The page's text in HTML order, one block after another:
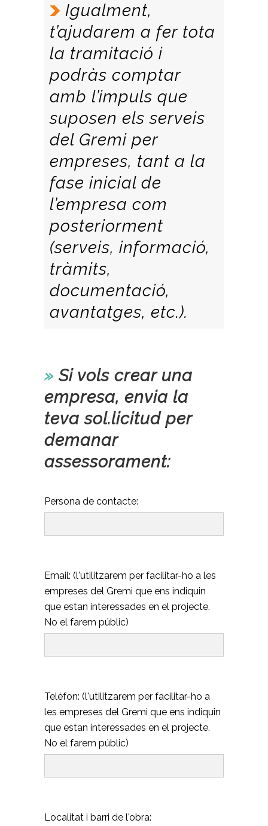
Igualment,
t’ajudarem a fer tota
la tramitació i
podràs comptar
amb l’impuls que
suposen els serveis
del Gremi per
empreses, tant a la
fase inicial de
l’empresa com
posteriorment
(serveis, informació,
tràmits,
documentació,
avantatges, etc.).
»Si vols crear una
empresa, envia la
teva sol.licitud per
demanar
assessorament:
Persona de contacte:
Email: (l'utilitzarem per facilitar-ho a les
empreses del Gremi que ens indiquin
que estan interessades en el projecte.
No el farem públic)
Telèfon: (l'utilitzarem per facilitar-ho a
les empreses del Gremi que ens indiquin
que estan interessades en el projecte.
No el farem públic)
Localitat i barri de l'obra: